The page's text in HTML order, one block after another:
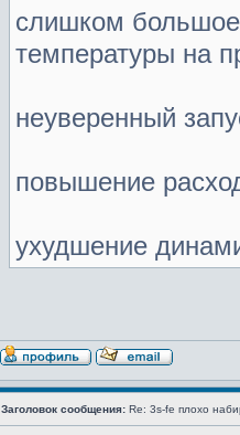
слишком большое
температуры на
неуверенный
повышение
ухудшение
Заголовок сообщения: Re: 3s-fe плохо